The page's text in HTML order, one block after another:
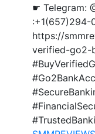
☛ Telegram:
:+1(657)294-
https://
verified-go2-